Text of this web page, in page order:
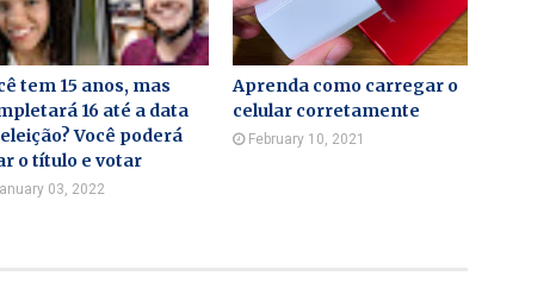
tem 15 anos, mas
16 até a data
Você poderá
o título e votar
03, 2022
Aprenda como carregar o
celular corretamente
February 10, 2021